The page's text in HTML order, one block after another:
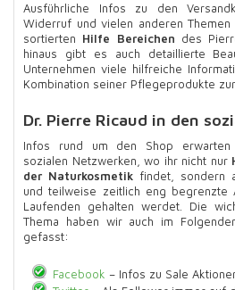
Ausführliche Infos zu den
Widerruf und vielen anderen
sortierten Hilfe Bereichen des
hinaus gibt es auch detaillierte
Unternehmen viele hilfreiche
Kombination seiner Pflegeprodukte
Dr. Pierre Ricaud in den
Infos rund um den Shop
sozialen Netzwerken, wo ihr nicht nur
der Naturkosmetik findet, sondern
und teilweise zeitlich eng begrenzte
Laufenden gehalten werdet. Die
Thema haben wir auch im
gefasst:
Facebook – Infos zu Sale